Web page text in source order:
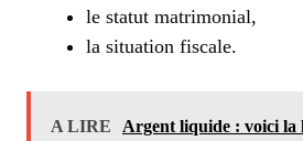
le statut matrimonial,
la situation fiscale.
A LIRE
Argent liquide : voici la